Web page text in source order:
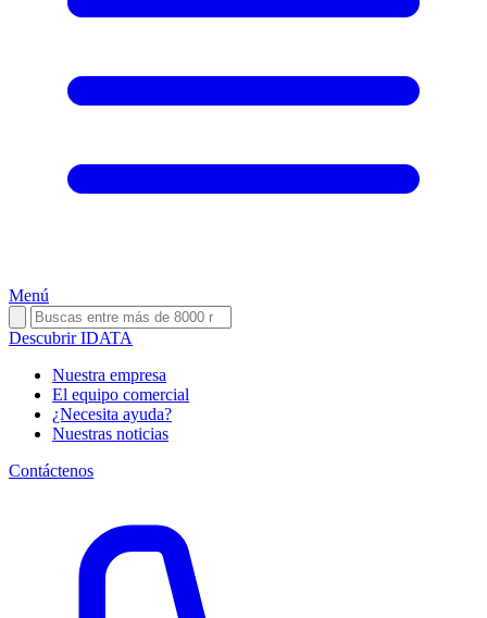
Menú
Descubrir IDATA
Nuestra empresa
El equipo comercial
¿Necesita ayuda?
Nuestras noticias
Contáctenos